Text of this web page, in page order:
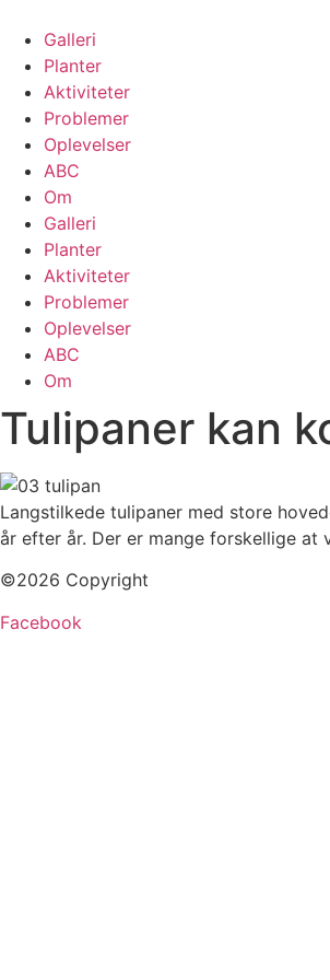
content
Galleri
Planter
Aktiviteter
Problemer
Oplevelser
ABC
Om
Galleri
Planter
Aktiviteter
Problemer
Oplevelser
ABC
Om
Tulipaner kan
Langstilkede tulipaner med store
år efter år. Der er mange forskellige
©2026 Copyright
Facebook